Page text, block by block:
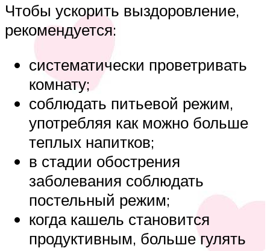
Чтобы ускорить выздоровление,
рекомендуется:
систематически проветривать
комнату;
соблюдать питьевой режим,
употребляя как можно больше
теплых напитков;
в стадии обострения
заболевания соблюдать
постельный режим;
когда кашель становится
продуктивным, больше гулять